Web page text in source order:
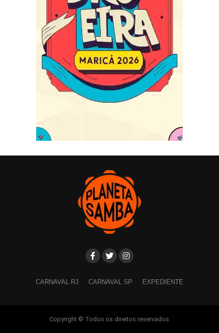
CARNAVAL RJ CARNAVAL SP EXPEDIENTE
Copyright © Todos os direitos reservados